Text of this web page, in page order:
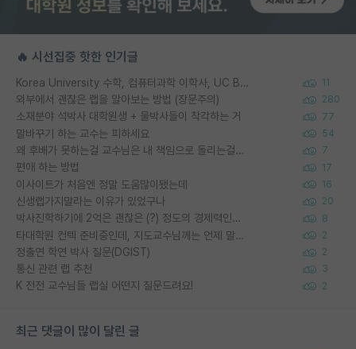
🔥 시선집중 핫한 인기글
Korea University 수학, 컴퓨터과학 이학사, UC Berkeley 산업공학 대학원 공학박사가 되는 것은 쉽지 않겠죠? 11
외부에서 괜찮은 랩을 알아보는 방법 (장문주의) 280
소재분야 석박사 대학원생 + 물박사들이 착각하는 거 77
말바꾸기 하는 교수는 피하세요 54
왜 후배가 못하는걸 교수님은 내 책임으로 돌리는걸까요? 7
편애 하는 방법 17
이사이트가 처음엔 정말 도움많이됐는데 16
신생랩가지말라는 이유가 있었구나 20
박사진학하기에 2억은 괜찮은 (?) 정도의 경제력인가요 8
타대학원 컨텍 준비중인데, 지도교수님께는 언제 말씀드려야 할까요? 2
정출연 학연 박사 질문(DGIST) 2
통신 관련 랩 추천 3
K 전전 교수님들 랩실 어떤지 질문드려요! 2
최근 댓글이 많이 달린 글